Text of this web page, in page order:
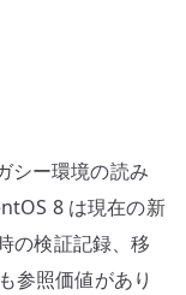
シー環境の読み
8 は現在の新
の検証記録、移
参照価値があり